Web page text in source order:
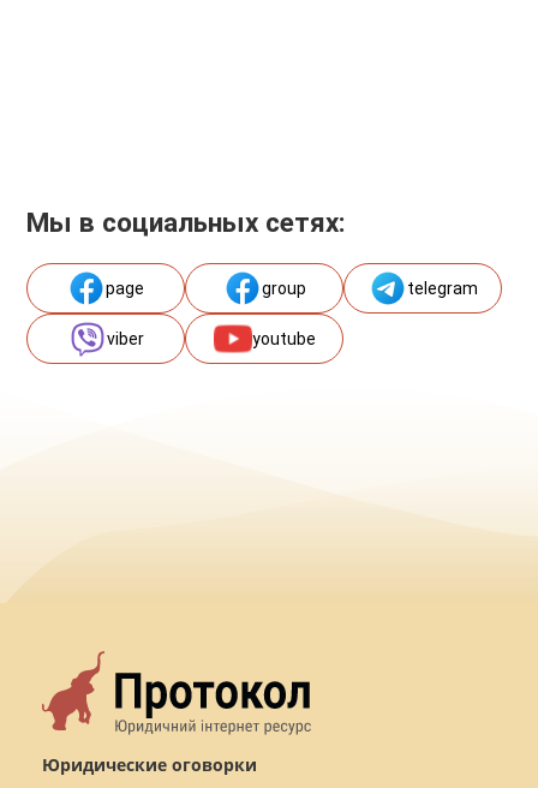
Мы в социальных сетях:
page group telegram
viber youtube
Юридические оговорки